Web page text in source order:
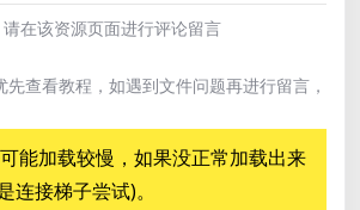
请在该资源页面进行评论留言
查看教程，如遇到文件问题再进行留言，
能加载较慢，如果没正常加载出来
连接梯子尝试)。